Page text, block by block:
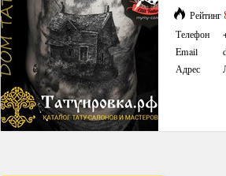
Рейтинг
Телефон
Email
Адрес